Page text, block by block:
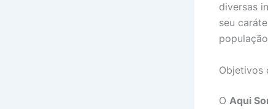
diversas
seu
Objetivos
O Aqui